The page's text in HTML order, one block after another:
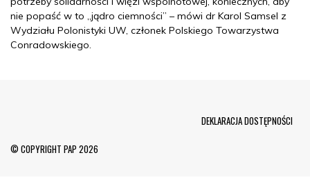
nie popaść w to „jądro ciemności” – mówi dr Karol Samsel z
Wydziału Polonistyki UW, członek Polskiego Towarzystwa
Conradowskiego.
© COPYRIGHT PAP 2026
DEKLARACJA DOSTĘPNOŚCI